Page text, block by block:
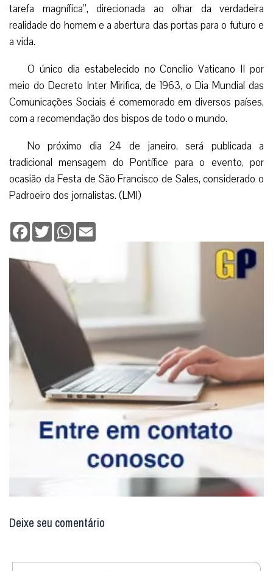
tarefa magnífica”, direcionada ao olhar da verdadeira
realidade do homem e a abertura das portas para o futuro e
a vida.
O único dia estabelecido no Concílio Vaticano II por
meio do Decreto Inter Mirifica, de 1963, o Dia Mundial das
Comunicações Sociais é comemorado em diversos países,
com a recomendação dos bispos de todo o mundo.
No próximo dia 24 de janeiro, será publicada a
tradicional mensagem do Pontífice para o evento, por
ocasião da Festa de São Francisco de Sales, considerado o
Padroeiro dos jornalistas. (LMI)
Facebook
TwitterWhatsApp
Deixe seu comentário